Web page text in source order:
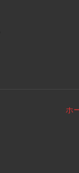
ホ